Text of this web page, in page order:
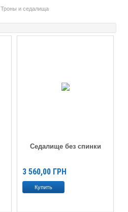
Троны и седалища
Седалище без спинки
3 560,00 ГРН